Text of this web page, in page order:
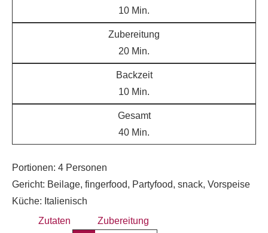
10 Min.
Zubereitung
20 Min.
Backzeit
10 Min.
Gesamt
40 Min.
Portionen: 4 Personen
Gericht: Beilage, fingerfood, Partyfood, snack, Vorspeise
Küche: Italienisch
Zutaten
Zubereitung